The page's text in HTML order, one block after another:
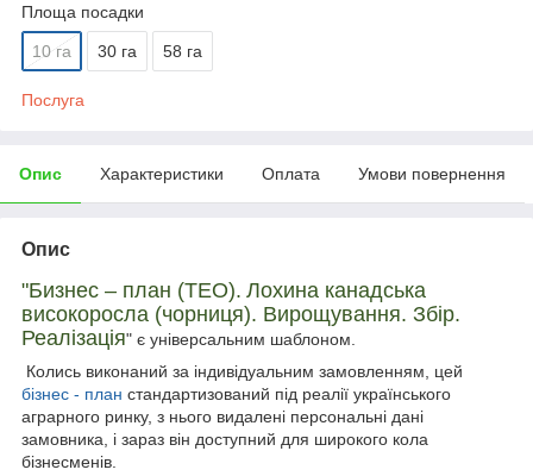
Площа посадки
10 га 30 га 58 га
Послуга
Опис Характеристики Оплата Умови повернення
Опис
"Бизнес – план (ТЕО). Лохина канадська
високоросла (чорниця). Вирощування. Збір.
Реалізація" є універсальним шаблоном.
Колись виконаний за індивідуальним замовленням, цей
бізнес - план стандартизований під реалії українського
аграрного ринку, з нього видалені персональні дані
замовника, і зараз він доступний для широкого кола
бізнесменів.